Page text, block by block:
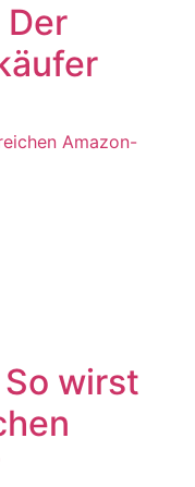
Der
wirst